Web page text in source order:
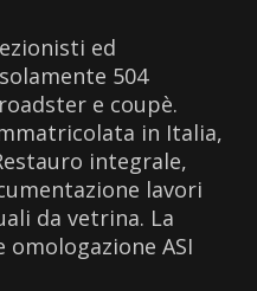
ed
504
e coupè.
in Italia,
integrale,
lavori
da vetrina. La
ASI